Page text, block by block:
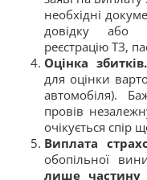
необхідні
довідку або
реєстрацію ТЗ,
Оцінка збитків.
для оцінки
автомобіля).
провів
очікується спір
Виплата
обопільної
лише частину